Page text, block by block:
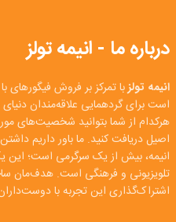
درباره ما - انیمه تولز
انیمه تولزبا تمرکز بر فروش فیگورهای
است برای گردهمایی علاقه‌مندان
هرکدام از شما بتوانید شخصیت‌های
اصیل دریافت کنید. ما باور داریم
انیمه، بیش از یک سرگرمی است؛ این
تلویزیونی و فرهنگی است. هدف‌مان
اشتراک‌گذاری این تجربه با